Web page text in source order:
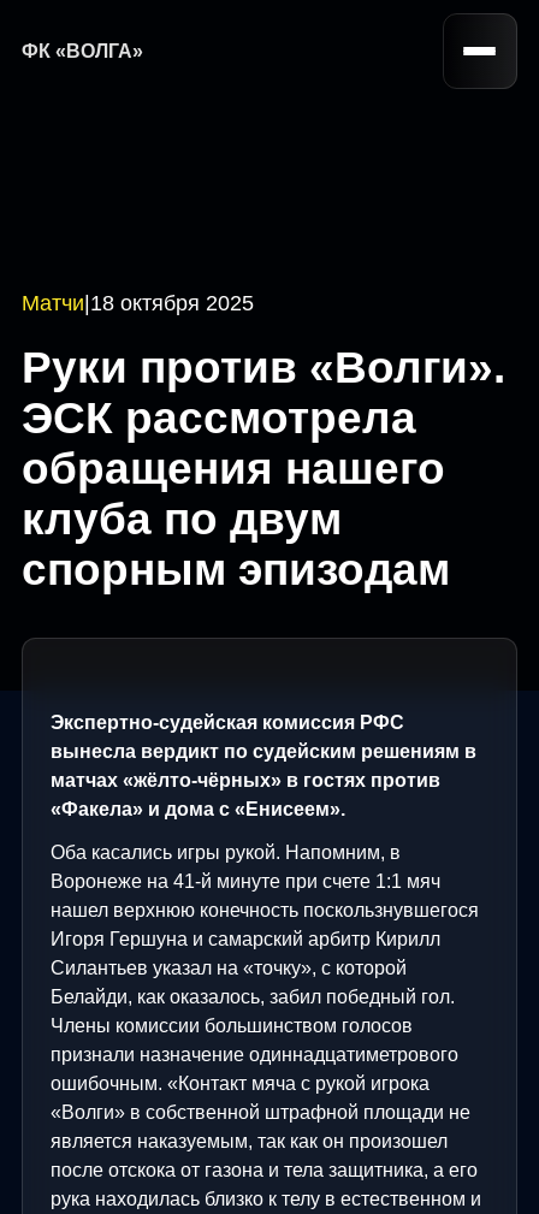
ФК «ВОЛГА»
Матчи|18 октября 2025
Руки против «Волги».
ЭСК рассмотрела
обращения нашего
клуба по двум
спорным эпизодам
Экспертно-судейская комиссия РФС
вынесла вердикт по судейским решениям в
матчах «жёлто-чёрных» в гостях против
«Факела» и дома с «Енисеем».
Оба касались игры рукой. Напомним, в
Воронеже на 41-й минуте при счете 1:1 мяч
нашел верхнюю конечность поскользнувшегося
Игоря Гершуна и самарский арбитр Кирилл
Силантьев указал на «точку», с которой
Белайди, как оказалось, забил победный гол.
Члены комиссии большинством голосов
признали назначение одиннадцатиметрового
ошибочным. «Контакт мяча с рукой игрока
«Волги» в собственной штрафной площади не
является наказуемым, так как он произошел
после отскока от газона и тела защитника, а его
рука находилась близко к телу в естественном и